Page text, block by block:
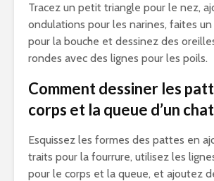
Tracez un petit triangle pour le nez,
ondulations pour les narines, faites
pour la bouche et dessinez des
rondes avec des lignes pour les poils.
Comment dessiner les
corps et la queue d’un
Esquissez les formes des pattes en
traits pour la fourrure, utilisez les
pour le corps et la queue, et ajoutez